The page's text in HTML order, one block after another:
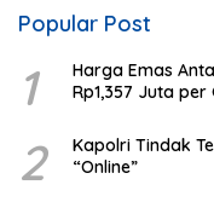
Popular Post
1
Harga Emas
Rp1,357 Juta per
2
Kapolri Tindak
“Online”